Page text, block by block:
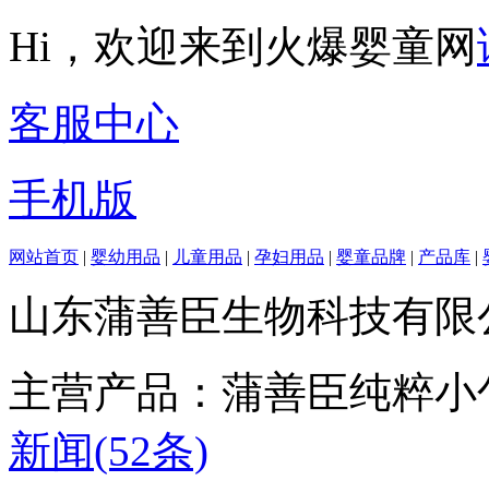
Hi，欢迎来到火爆婴童网
客服中心
手机版
网站首页 | 婴幼用品 | 儿童用品 | 孕妇用品 | 婴童品牌 | 产品库 |
山东蒲善臣生物科技有限
主营产品：蒲善臣纯粹
新闻(52条)